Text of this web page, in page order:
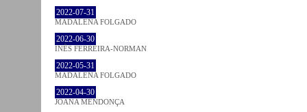
2022-07-31
MADALENA FOLGADO
2022-06-30
INÊS FERREIRA-NORMAN
2022-05-31
MADALENA FOLGADO
2022-04-30
JOANA MENDONÇA